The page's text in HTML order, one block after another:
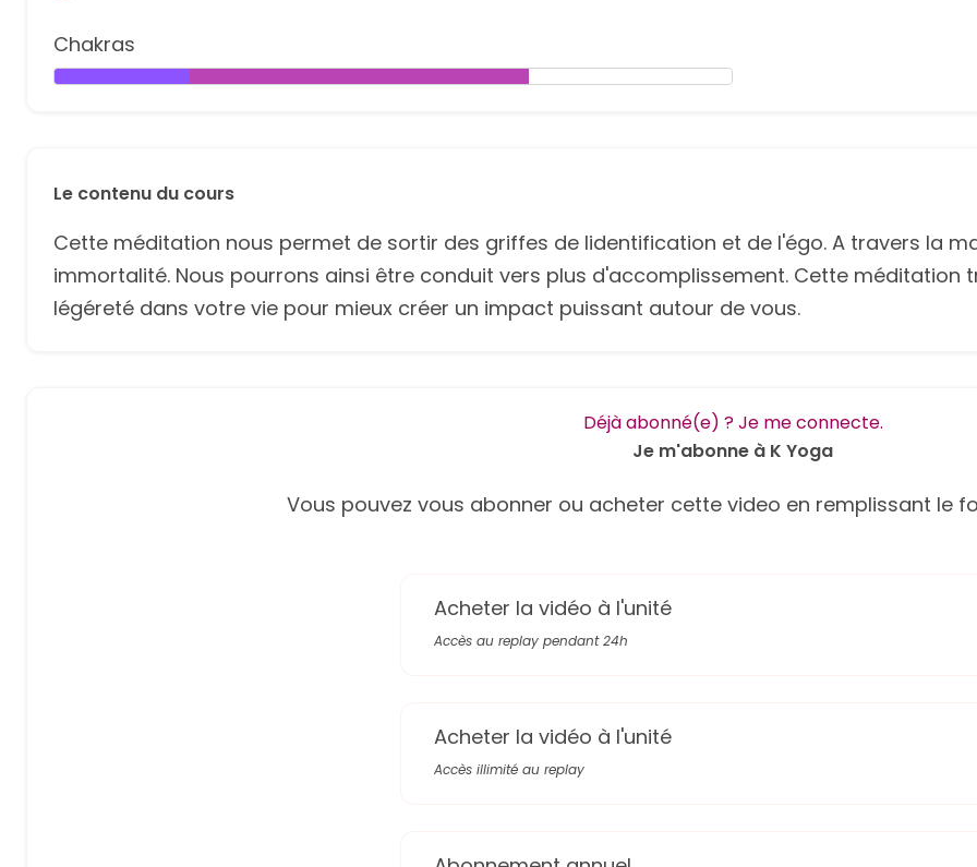
Chakras
Le contenu du cours
Cette méditation nous permet de sortir des griffes de lidentification et de l'égo. A travers la
immortalité. Nous pourrons ainsi être conduit vers plus d'accomplissement. Cette méditation
légéreté dans votre vie pour mieux créer un impact puissant autour de vous.
Déjà abonné(e) ? Je me connecte.
Je m'abonne à K Yoga
Vous pouvez vous abonner ou acheter cette video en remplissant le
Acheter la vidéo à l'unité
Accès au replay pendant 24h
Acheter la vidéo à l'unité
Accès illimité au replay